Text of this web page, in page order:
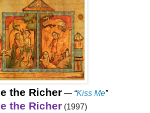
the Richer — “Kiss Me”
the Richer (1997)